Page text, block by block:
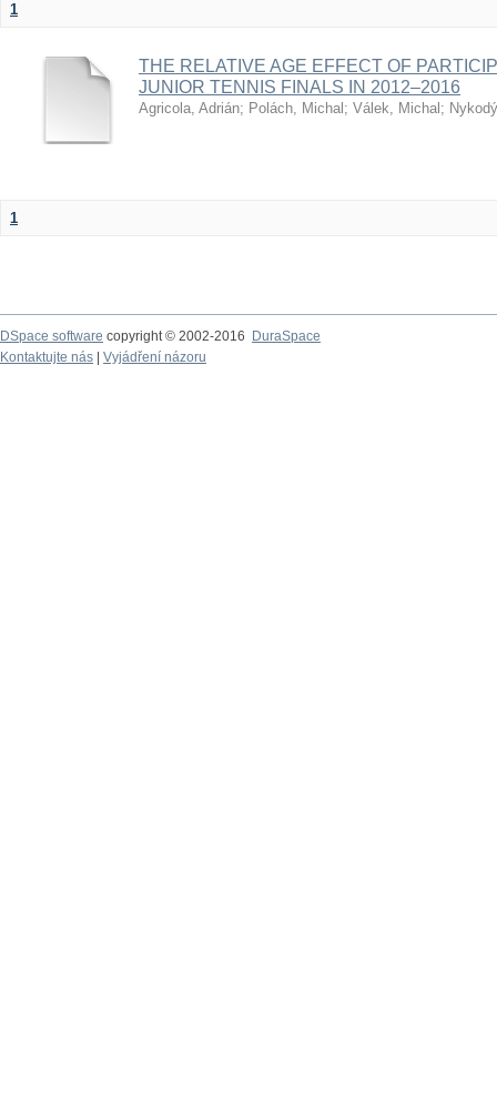
1
THE RELATIVE AGE EFFECT OF
JUNIOR TENNIS FINALS IN 2012–2016
Agricola, Adrián; Polách, Michal ; Válek, Michal ;
1
DSpace software copyright © 2002-2016
DuraSpace
Kontaktujte nás
Vyjádření názoru